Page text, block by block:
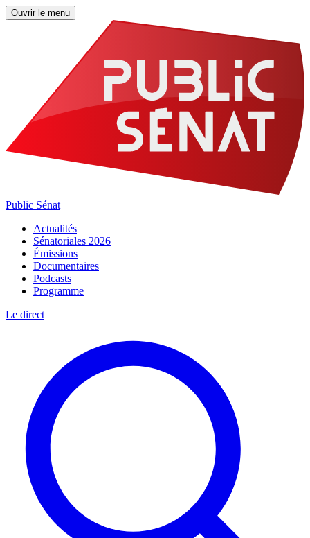
Ouvrir le menu
Public Sénat
Actualités
Sénatoriales 2026
Émissions
Documentaires
Podcasts
Programme
Le direct